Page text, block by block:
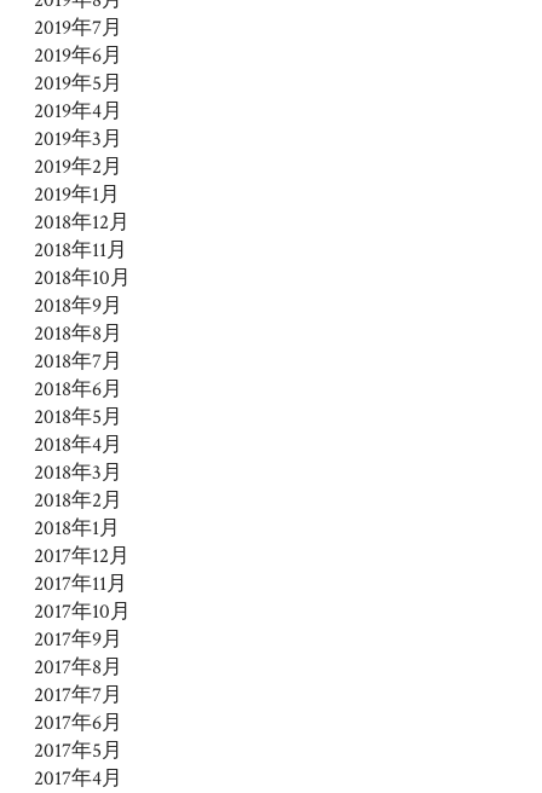
2019年7月
2019年6月
2019年5月
2019年4月
2019年3月
2019年2月
2019年1月
2018年12月
2018年11月
2018年10月
2018年9月
2018年8月
2018年7月
2018年6月
2018年5月
2018年4月
2018年3月
2018年2月
2018年1月
2017年12月
2017年11月
2017年10月
2017年9月
2017年8月
2017年7月
2017年6月
2017年5月
2017年4月